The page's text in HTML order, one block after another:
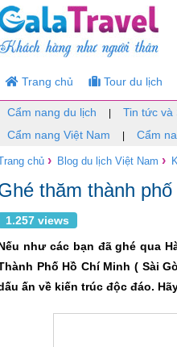
Trang chủ Tour du lịch
Cẩm nang du lịch Tin tức và
Cẩm nang Việt Nam
Cẩm
chủ › Blog du lịch Việt Nam ›
thăm thành
1.257 views
như các bạn đã ghé qua
Phố Hồ Chí Minh ( Sài
ấn về kiến trúc độc đáo.